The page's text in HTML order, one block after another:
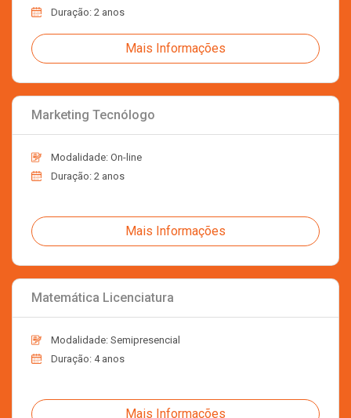
Duração: 2 anos
Mais Informações
Marketing Tecnólogo
Modalidade: On-line
Duração: 2 anos
Mais Informações
Matemática Licenciatura
Modalidade: Semipresencial
Duração: 4 anos
Mais Informações